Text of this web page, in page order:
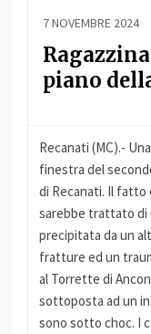
7 NOVEMBRE 2024
piano
Recanati (MC).-
finestra del
di Recanati. Il fatto
sarebbe trattato di
precipitata da un
fratture ed un
al Torrette di
sottoposta ad un
sono sotto choc. I